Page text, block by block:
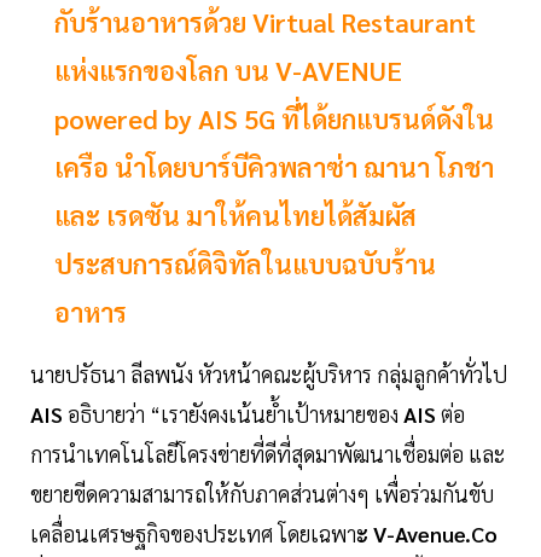
กับร้านอาหารด้วย Virtual Restaurant
แห่งแรกของโลก บน V-AVENUE
powered by AIS 5G ที่ได้ยกแบรนด์ดังใน
เครือ นำโดยบาร์บีคิวพลาซ่า ฌานา โภชา
และ เรดซัน มาให้คนไทยได้สัมผัส
ประสบการณ์ดิจิทัลในแบบฉบับร้าน
อาหาร
นายปรัธนา ลีลพนัง หัวหน้าคณะผู้บริหาร กลุ่มลูกค้าทั่วไป
AIS อธิบายว่า “เรายังคงเน้นย้ำเป้าหมายของ AIS ต่อ
การนำเทคโนโลยีโครงข่ายที่ดีที่สุดมาพัฒนาเชื่อมต่อ และ
ขยายขีดความสามารถให้กับภาคส่วนต่างๆ เพื่อร่วมกันขับ
เคลื่อนเศรษฐกิจของประเทศ โดยเฉพาะ V-Avenue.Co